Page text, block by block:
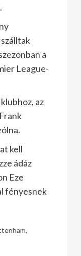
a
League-
az
kell
ádáz
Eze
fényesnek
,